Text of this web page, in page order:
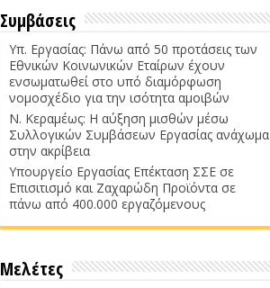
Συμβάσεις
Υπ. Εργασίας: Πάνω από 50 προτάσεις των
Εθνικών Κοινωνικών Εταίρων έχουν
ενσωματωθεί στο υπό διαμόρφωση
νομοσχέδιο για την ισότητα αμοιβών
Ν. Κεραμέως: Η αύξηση μισθών μέσω
Συλλογικών Συμβάσεων Εργασίας ανάχωμα
στην ακρίβεια
Υπουργείο Εργασίας Επέκταση ΣΣΕ σε
Επισιτισμό και Ζαχαρώδη Προϊόντα σε
πάνω από 400.000 εργαζόμενους
Μελέτες